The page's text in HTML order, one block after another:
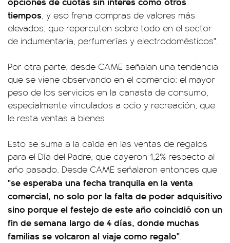
tiempos, y eso frena compras de valores más
elevados, que repercuten sobre todo en el sector
de indumentaria, perfumerías y electrodomésticos".
Por otra parte, desde CAME señalan una tendencia
que se viene observando en el comercio: el mayor
peso de los servicios en la canasta de consumo,
especialmente vinculados a ocio y recreación, que
le resta ventas a bienes.
Esto se suma a la caída en las ventas de regalos
para el Día del Padre, que cayeron 1,2% respecto al
año pasado. Desde CAME señalaron entonces que
"se esperaba una fecha tranquila en la venta
comercial, no solo por la falta de poder adquisitivo
sino porque el festejo de este año coincidió con un
fin de semana largo de 4 días, donde muchas
familias se volcaron al viaje como regalo".